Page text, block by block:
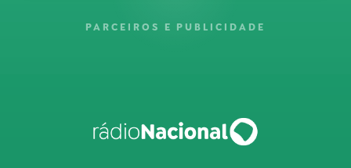
PARCEIROS E PUBLICIDADE